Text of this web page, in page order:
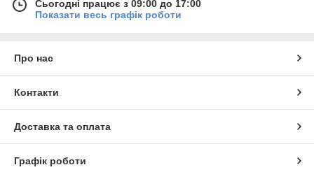
Сьогодні працює з 09:00 до 17:00
Показати весь графік роботи
Про нас
Контакти
Доставка та оплата
Графік роботи